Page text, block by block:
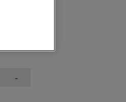
-